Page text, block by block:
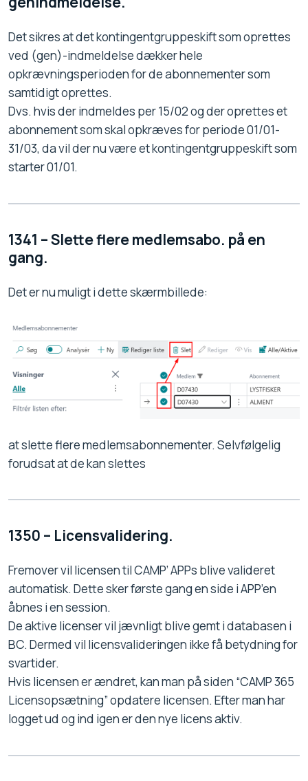
Det sikres at det kontingentgruppeskift som oprettes
ved (gen)-indmeldelse dækker hele
opkrævningsperioden for de abonnementer som
samtidigt oprettes.
Dvs. hvis der indmeldes per 15/02 og der oprettes et
abonnement som skal opkræves for periode 01/01-
31/03, da vil der nu være et kontingentgruppeskift som
starter 01/01.
1341 – Slette flere medlemsabo. på en
gang.
Det er nu muligt i dette skærmbillede:
at slette flere medlemsabonnementer. Selvfølgelig
forudsat at de kan slettes
1350 – Licensvalidering.
Fremover vil licensen til CAMP’ APPs blive valideret
automatisk. Dette sker første gang en side i APP’en
åbnes i en session.
De aktive licenser vil jævnligt blive gemt i databasen i
BC. Dermed vil licensvalideringen ikke få betydning for
svartider.
Hvis licensen er ændret, kan man på siden “CAMP 365
Licensopsætning” opdatere licensen. Efter man har
logget ud og ind igen er den nye licens aktiv.